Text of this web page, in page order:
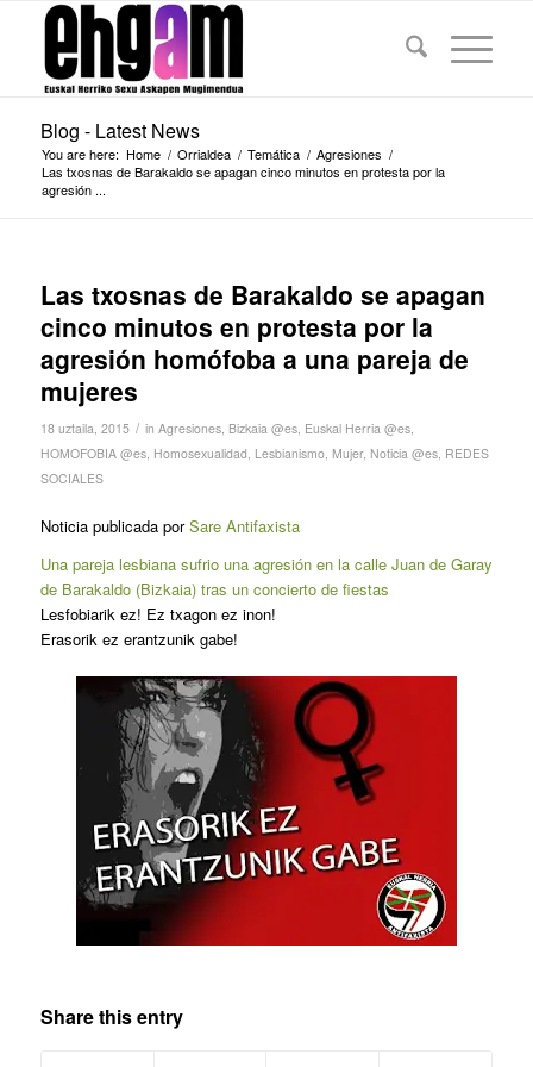
Blog - Latest News
You are here: Home / Orrialdea / Temática / Agresiones /
Las txosnas de Barakaldo se apagan cinco minutos en protesta por la
agresión ...
Las txosnas de Barakaldo se apagan
cinco minutos en protesta por la
agresión homófoba a una pareja de
mujeres
18 uztaila, 2015 / in Agresiones, Bizkaia @es, Euskal Herria @es,
HOMOFOBIA @es, Homosexualidad, Lesbianismo, Mujer, Noticia @es, REDES
SOCIALES
Noticia publicada porSare Antifaxista
Una pareja lesbiana sufrio una agresión en la calle Juan de Garay
de Barakaldo (Bizkaia) tras un concierto de fiestas
Lesfobiarik ez! Ez txagon ez inon!
Erasorik ez erantzunik gabe!
Share this entry